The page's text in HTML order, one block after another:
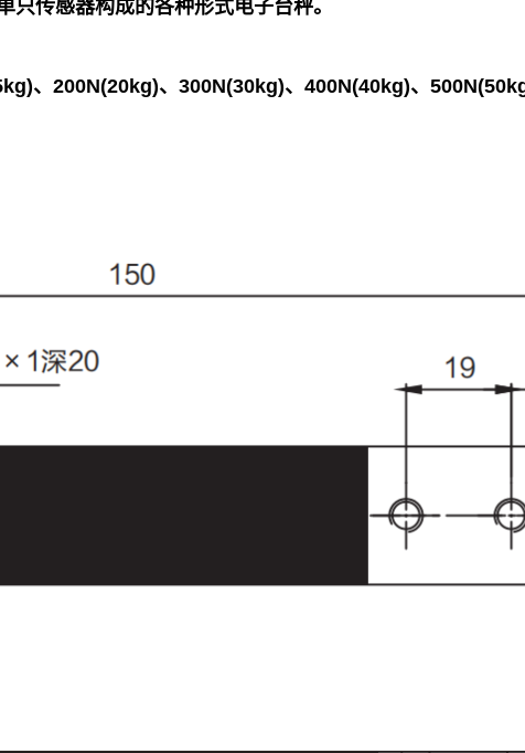
传感器构成的各种形式电子台秤。
、200N(20kg)、300N(30kg)、400N(40kg)、